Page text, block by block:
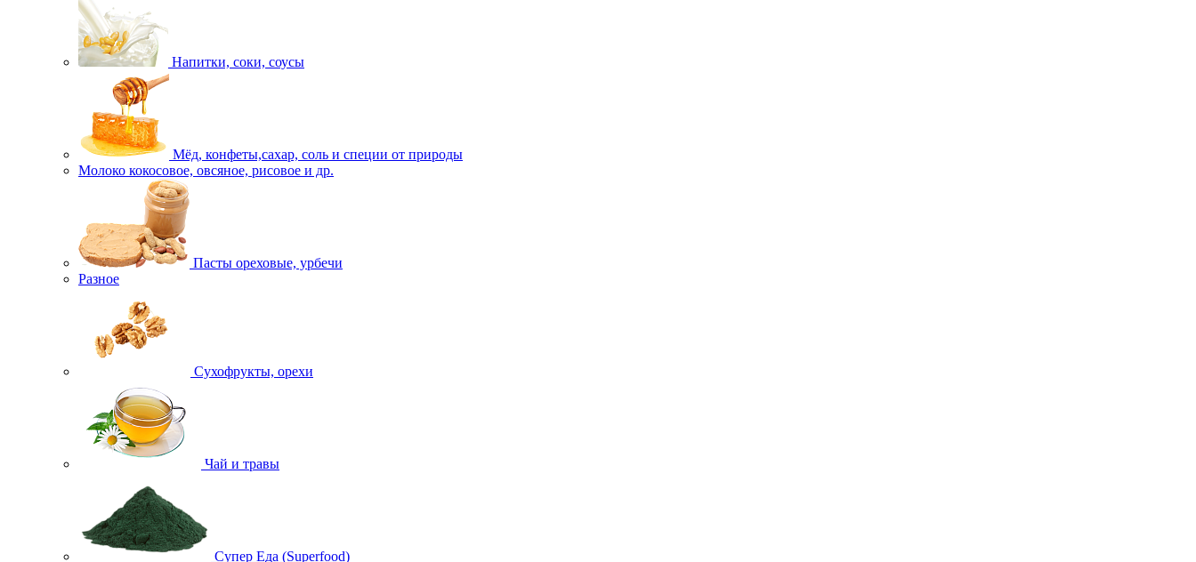
Напитки, соки, соусы
Мёд, конфеты,сахар, соль и специи от природы
Молоко кокосовое, овсяное, рисовое и др.
Пасты ореховые, урбечи
Разное
Сухофрукты, орехи
Чай и травы
Супер Еда (Superfood)